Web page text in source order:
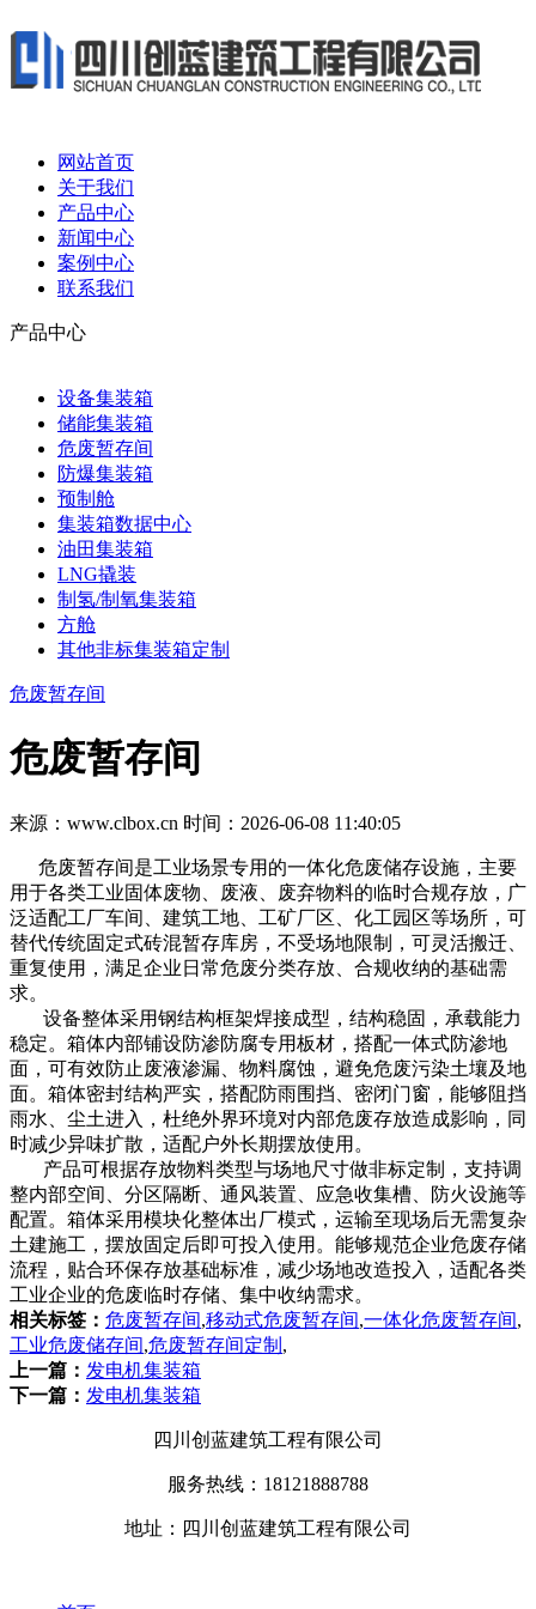
网站首页
关于我们
产品中心
新闻中心
案例中心
联系我们
产品中心
设备集装箱
储能集装箱
危废暂存间
防爆集装箱
预制舱
集装箱数据中心
油田集装箱
LNG撬装
制氢/制氧集装箱
方舱
其他非标集装箱定制
危废暂存间
危废暂存间
来源：www.clbox.cn 时间：2026-06-08 11:40:05
危废暂存间是工业场景专用的一体化危废储存设施，主要
用于各类工业固体废物、废液、废弃物料的临时合规存放，广
泛适配工厂车间、建筑工地、工矿厂区、化工园区等场所，可
替代传统固定式砖混暂存库房，不受场地限制，可灵活搬迁、
重复使用，满足企业日常危废分类存放、合规收纳的基础需
求。
设备整体采用钢结构框架焊接成型，结构稳固，承载能力
稳定。箱体内部铺设防渗防腐专用板材，搭配一体式防渗地
面，可有效防止废液渗漏、物料腐蚀，避免危废污染土壤及地
面。箱体密封结构严实，搭配防雨围挡、密闭门窗，能够阻挡
雨水、尘土进入，杜绝外界环境对内部危废存放造成影响，同
时减少异味扩散，适配户外长期摆放使用。
产品可根据存放物料类型与场地尺寸做非标定制，支持调
整内部空间、分区隔断、通风装置、应急收集槽、防火设施等
配置。箱体采用模块化整体出厂模式，运输至现场后无需复杂
土建施工，摆放固定后即可投入使用。能够规范企业危废存储
流程，贴合环保存放基础标准，减少场地改造投入，适配各类
工业企业的危废临时存储、集中收纳需求。
相关标签： 危废暂存间,移动式危废暂存间,一体化危废暂存间,
工业危废储存间,危废暂存间定制 ,
上一篇： 发电机集装箱
下一篇： 发电机集装箱
四川创蓝建筑工程有限公司
服务热线：18121888788
地址：四川创蓝建筑工程有限公司